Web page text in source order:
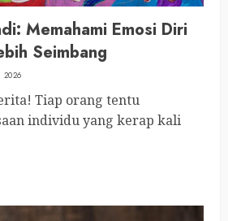
Memahami Emosi Diri
Seimbang
2026
Tiap orang tentu
individu yang kerap kali